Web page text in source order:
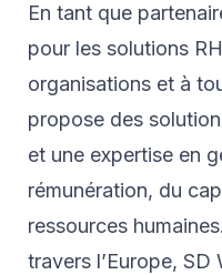
En tant que
pour les solutions
organisations et à
propose des
et une expertise en
rémunération, du
ressources
travers l’Europe,